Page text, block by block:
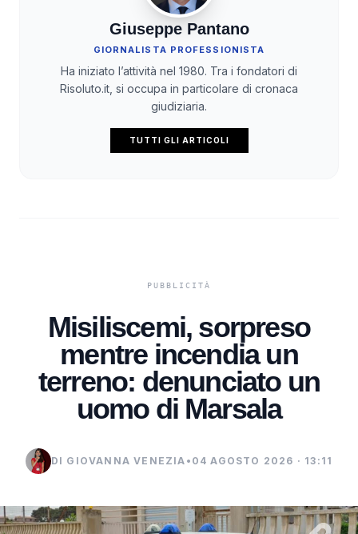
Giuseppe Pantano
GIORNALISTA PROFESSIONISTA
Ha iniziato l’attività nel 1980. Tra i fondatori di
Risoluto.it, si occupa in particolare di cronaca
giudiziaria.
TUTTI GLI ARTICOLI
Misiliscemi, sorpreso
mentre incendia un
terreno: denunciato un
uomo di Marsala
DI GIOVANNA VENEZIA • 04 AGOSTO 2026 · 13:11